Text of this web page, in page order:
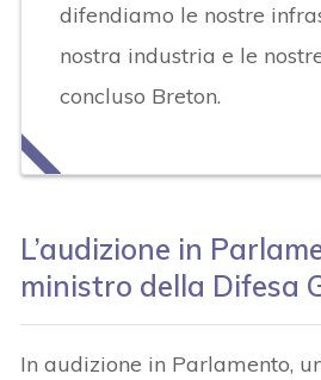
difendiamo le nostre
nostra industria e le
concluso Breton.
L’audizione in
ministro della Difesa
In audizione in Parlamento,